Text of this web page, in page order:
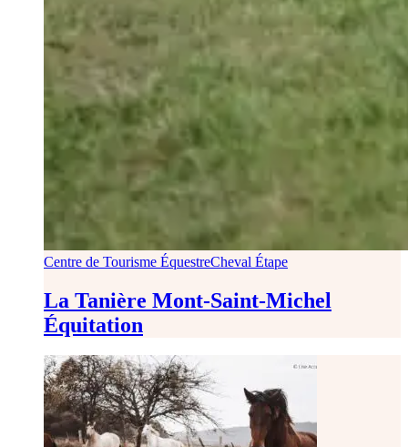
Centre de Tourisme ÉquestreCheval Étape
La Tanière Mont-Saint-Michel
Équitation